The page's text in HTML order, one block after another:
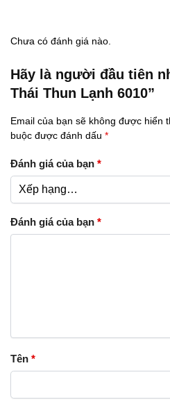
Chưa có đánh giá nào.
Hãy là người đầu tiên
Thái Thun Lạnh 6010”
Email của bạn sẽ không được hiển
buộc được đánh dấu *
Đánh giá của bạn *
Đánh giá của bạn *
Tên *